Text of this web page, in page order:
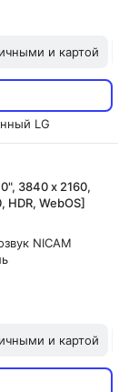
и картой
LG
3840 x 2160,
HDR, WebOS]
NICAM
и картой